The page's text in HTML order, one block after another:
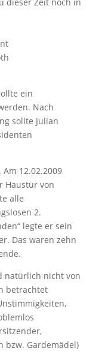
ein
Nach
sollte Julian
12.02.2009
Haustür von
alle
2.
legte er sein
Das waren zehn
natürlich nicht von
betrachtet
bzw. Gardemädel)